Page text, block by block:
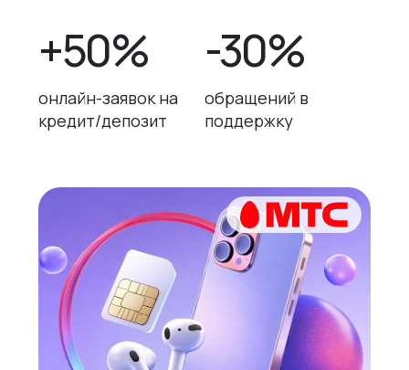
+50%
онлайн-заявок на
кредит/депозит
-30%
обращений в
поддержку